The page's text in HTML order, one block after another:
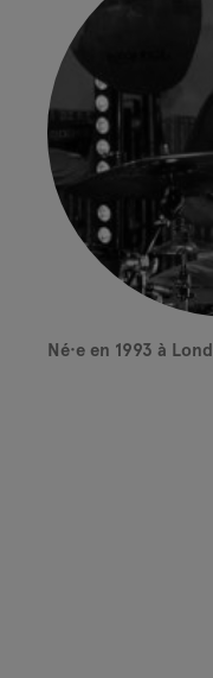
Né·e en 1993 à